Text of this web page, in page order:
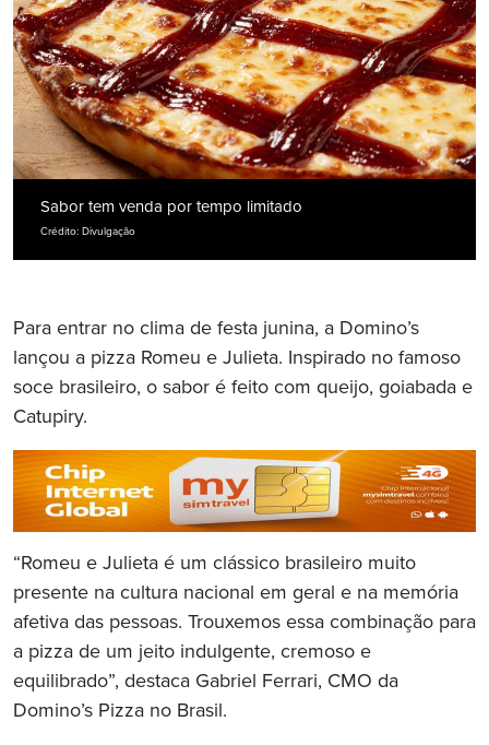
Sabor tem venda por tempo limitado
Crédito: Divulgação
Para entrar no clima de festa junina, a Domino’s
lançou a pizza Romeu e Julieta. Inspirado no famoso
soce brasileiro, o sabor é feito com queijo, goiabada e
Catupiry.
“Romeu e Julieta é um clássico brasileiro muito
presente na cultura nacional em geral e na memória
afetiva das pessoas. Trouxemos essa combinação para
a pizza de um jeito indulgente, cremoso e
equilibrado”, destaca Gabriel Ferrari, CMO da
Domino’s Pizza no Brasil.